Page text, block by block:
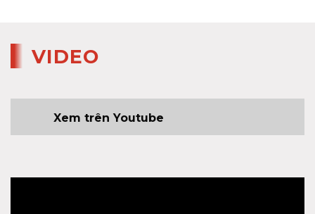
VIDEO
Xem trên Youtube